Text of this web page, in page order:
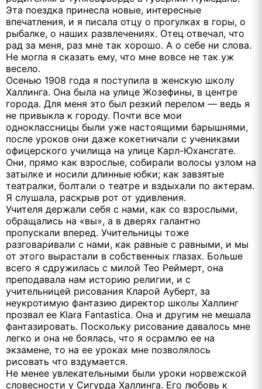
Эта поездка принесла новые, интересные
впечатления, и я писала отцу о прогулках в горы, о
рыбалке, о наших развлечениях. Отец отвечал, что
рад за меня, раз мне так хорошо. А о себе ни слова.
Не могла я сказать ему, что мне вовсе не так уж
весело.
Осенью 1908 года я поступила в женскую школу
Халлинга. Она была на улице Жозефины, в центре
города. Для меня это был резкий перелом — ведь я
не привыкла к городу. Почти все мои
одноклассницы были уже настоящими барышнями,
после уроков они даже кокетничали с учениками
офицерского училища на улице Карл-Юхансгате.
Они, прямо как взрослые, собирали волосы узлом на
затылке и носили длинные юбки; как завзятые
театралки, болтали о театре и вздыхали по актерам.
Я слушала, раскрыв рот от удивления.
Учителя держали себя с нами, как со взрослыми,
обращались на «вы», а в дверях галантно
пропускали вперед. Учительницы тоже
разговаривали с нами, как равные с равными, и мы
от этого вырастали в собственных глазах. Больше
всего я сдружилась с милой Тео Реймерт, она
преподавала нам историю религии, и с
учительницей рисования Кларой Ауберт, за
неукротимую фантазию директор школы Халлинг
прозвал ее Klara Fantastica. Она и другим не мешала
фантазировать. Поскольку рисование давалось мне
легко и она не боялась, что я осрамлю ее на
экзамене, то на ее уроках мне позволялось
рисовать что вздумается.
Не менее увлекательными были уроки норвежской
словесности у Сигурда Халлинга. Его любовь к